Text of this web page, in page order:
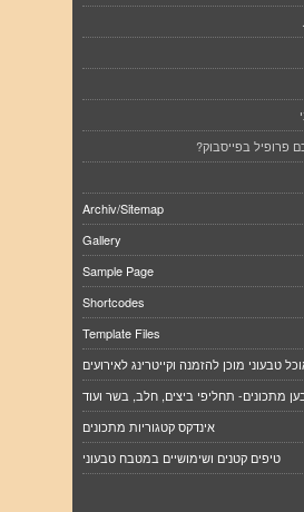
פרופיל בפייסבוק?
Archiv/Sitemap
Gallery
Sample Page
Shortcodes
Template Files
טבעוני מוכן להזמנה וקייטרינג לאירועים
אינדקס קטגוריות מתכונים
טיפים קטנים ושימושיים במטבח טבעוני